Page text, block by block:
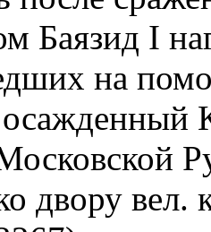
Баязид I
на
двору вел.